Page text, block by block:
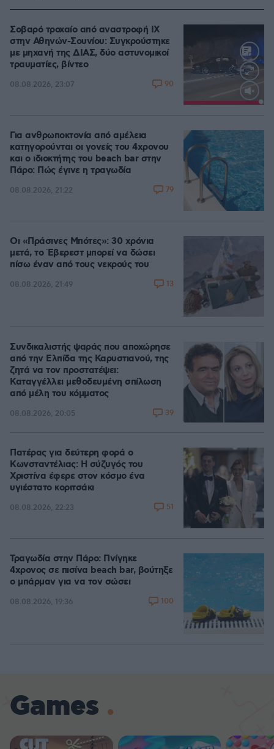
Loaded:
Σοβαρό τροχαίο από αναστροφή ΙΧ
στην Αθηνών-Σουνίου: Συγκρούστηκε
με μηχανή της ΔΙΑΣ, δύο αστυνομικοί
τραυματίες, βίντεο
08.08.2026, 23:07 90
Για ανθρωποκτονία από αμέλεια
κατηγορούνται οι γονείς του 4χρονου
και ο ιδιοκτήτης του beach bar στην
Πάρο: Πώς έγινε η τραγωδία
08.08.2026, 21:22 79
Οι «Πράσινες Μπότες»: 30 χρόνια
μετά, το Έβερεστ μπορεί να δώσει
πίσω έναν από τους νεκρούς του
08.08.2026, 21:49 13
Συνδικαλιστής ψαράς που αποχώρησε
από την Ελπίδα της Καρυστιανού, της
ζητά να τον προστατέψει:
Καταγγέλλει μεθοδευμένη σπίλωση
από μέλη του κόμματος
08.08.2026, 20:05 39
Πατέρας για δεύτερη φορά ο
Κωνσταντέλιας: Η σύζυγός του
Χριστίνα έφερε στον κόσμο ένα
υγιέστατο κοριτσάκι
08.08.2026, 22:23 51
Τραγωδία στην Πάρο: Πνίγηκε
4χρονος σε πισίνα beach bar, βούτηξε
ο μπάρμαν για να τον σώσει
08.08.2026, 19:36 100
Games